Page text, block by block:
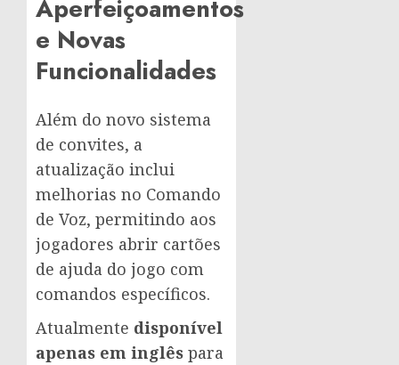
Aperfeiçoamentos
e Novas
Funcionalidades
Além do novo sistema
de convites, a
atualização inclui
melhorias no Comando
de Voz, permitindo aos
jogadores abrir cartões
de ajuda do jogo com
comandos específicos.
Atualmente disponível
apenas em inglês para